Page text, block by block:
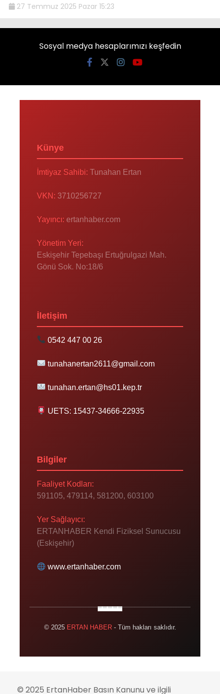
27 Temmuz 2025 Pazar 15:23
Sosyal medya hesaplarımızı keşfedin
Künye
İmtiyaz Sahibi: Tunahan Ertan
VKN: 3710256727
Yayıncı: ertanhaber.com
Yönetim Yeri:
Eskişehir Tepebaşı Ertuğrulgazi Mah.
Gönü Sok. No:18/6
İletişim
0542 447 00 26
tunahanertan2611@gmail.com
tunahan.ertan@hs01.kep.tr
UETS: 15437-34666-22935
Bilgiler
Faaliyet Kodları:
591105, 479114, 581200, 603100
Yer Sağlayıcı:
ERTANHABER Kendi Fiziksel Sunucusu
(Eskişehir)
www.ertanhaber.com
© 2025 ERTAN HABER- Tüm hakları saklıdır.
© 2025 ErtanHaber Basın Kanunu ve ilgili